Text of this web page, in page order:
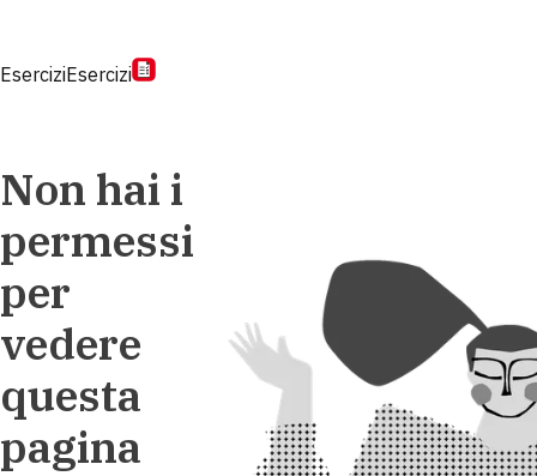
EserciziEsercizi
Non hai i
permessi
per
vedere
questa
pagina